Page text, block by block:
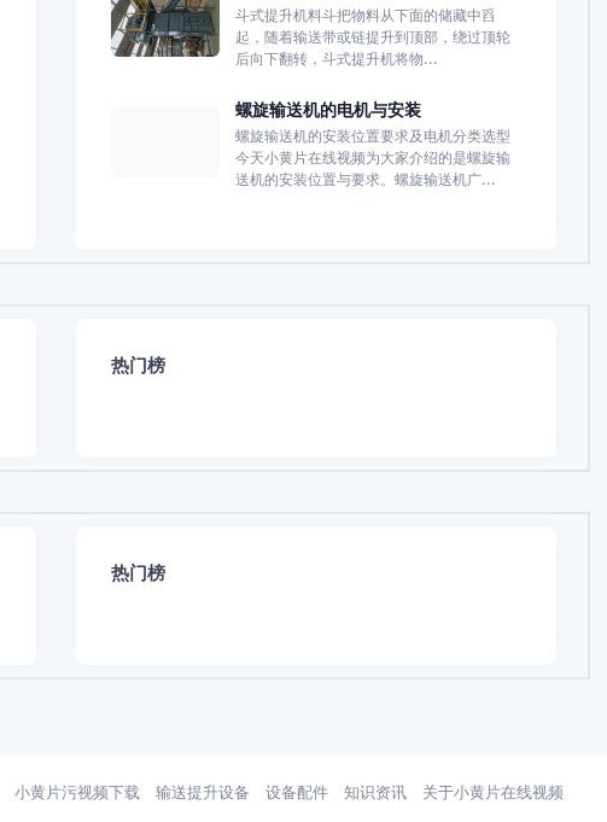
斗式提升机料斗把物料从下面的储藏中舀
起，随着输送带或链提升到顶部，绕过顶轮
后向下翻转，斗式提升机将物...
螺旋输送机的电机与安装
螺旋输送机的安装位置要求及电机分类选型
今天小黄片在线视频为大家介绍的是螺旋输
送机的安装位置与要求。螺旋输送机广...
热门榜
热门榜
小黄片污视频下载 输送提升设备 设备配件 知识资讯 关于小黄片在线视频